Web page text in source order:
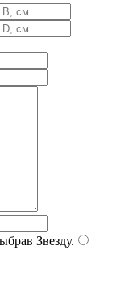
Звезду.